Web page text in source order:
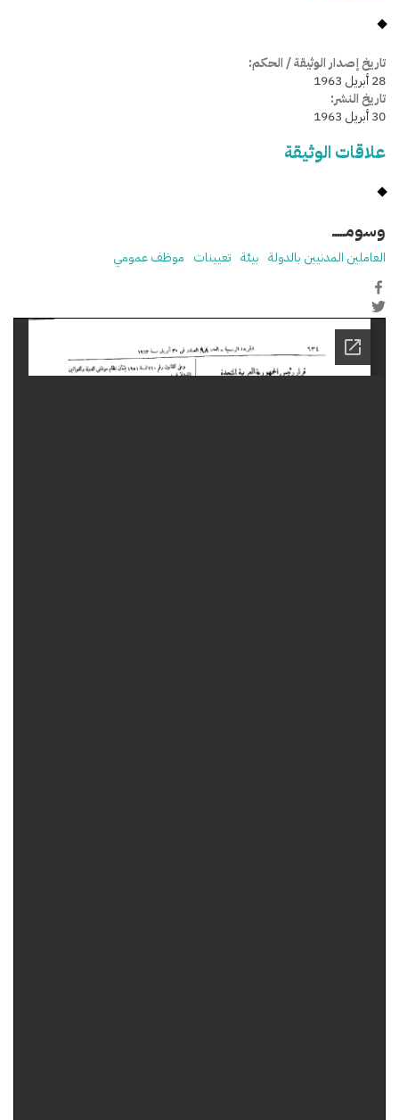
تاريخ إصدار الوثيقة / الحكم:
28 أبريل 1963
تاريخ النشر:
30 أبريل 1963
علاقات الوثيقة
وسومـــــ
العاملين المدنيين بالدولة بيئة تعيينات موظف عمومي